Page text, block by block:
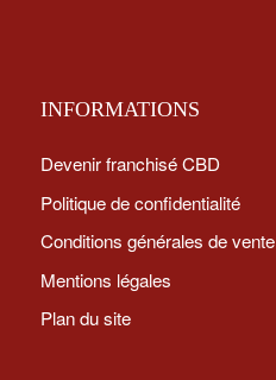
INFORMATIONS
Devenir franchisé CBD
Politique de confidentialité
Conditions générales de vente
Mentions légales
Plan du site